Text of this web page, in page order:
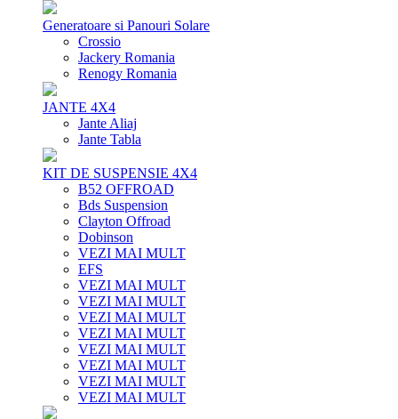
Generatoare si Panouri Solare
Crossio
Jackery Romania
Renogy Romania
JANTE 4X4
Jante Aliaj
Jante Tabla
KIT DE SUSPENSIE 4X4
B52 OFFROAD
Bds Suspension
Clayton Offroad
Dobinson
VEZI MAI MULT
EFS
VEZI MAI MULT
VEZI MAI MULT
VEZI MAI MULT
VEZI MAI MULT
VEZI MAI MULT
VEZI MAI MULT
VEZI MAI MULT
VEZI MAI MULT